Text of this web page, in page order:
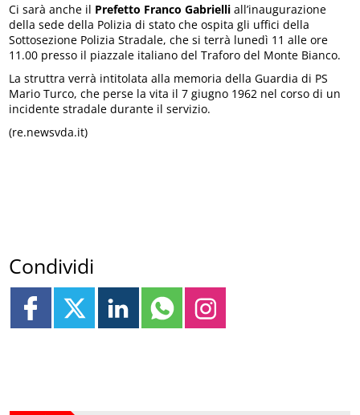
Ci sarà anche il Prefetto Franco Gabrielli all’inaugurazione
della sede della Polizia di stato che ospita gli uffici della
Sottosezione Polizia Stradale, che si terrà lunedì 11 alle ore
11.00 presso il piazzale italiano del Traforo del Monte Bianco.
La struttra verrà intitolata alla memoria della Guardia di PS
Mario Turco, che perse la vita il 7 giugno 1962 nel corso di un
incidente stradale durante il servizio.
(re.newsvda.it)
Condividi